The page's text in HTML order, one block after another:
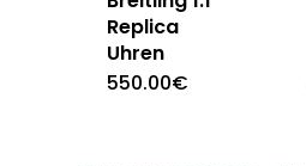
Replica
Uhren
550.00€